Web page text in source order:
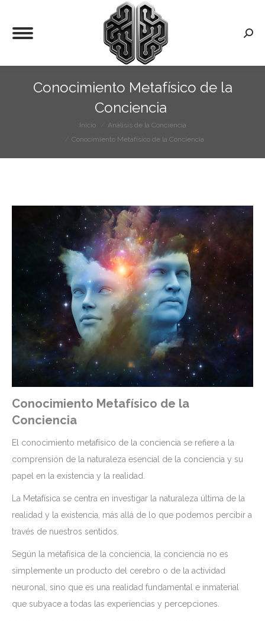
Conocimiento Metafísico de la
Conciencia
Inicio
Análisis de la Conciencia
Conocimiento Metafísico de la Conciencia
Conocimiento Metafísico de la
Conciencia
El conocimiento metafísico de la conciencia se refiere a la
comprensión de la naturaleza esencial de la conciencia y su
papel en la existencia y la realidad.
La Metafísica se centra en investigar la naturaleza última de la
realidad y la existencia, más allá de lo que podemos percibir a
través de nuestros sentidos.
Según la metafísica de la conciencia, la conciencia no es
simplemente un producto del cerebro o de la actividad
neuronal, sino que es una realidad fundamental e inmaterial
que subyace a todas las experiencias y percepciones.